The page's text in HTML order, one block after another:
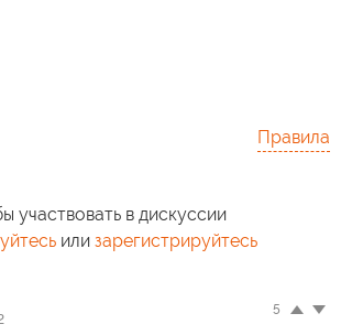
Правила
участвовать в дискуссии
или зарегистрируйтесь
5